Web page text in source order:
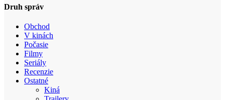
Druh správ
Obchod
V kinách
Počasie
Filmy
Seriály
Recenzie
Ostatné
Kiná